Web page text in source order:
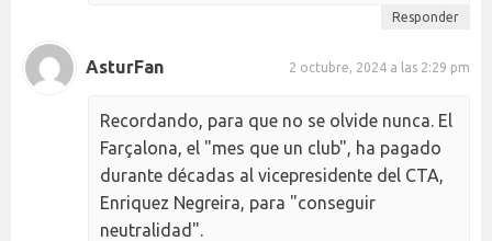
Responder
AsturFan 2 octubre, 2024 a las 2:29 pm
Recordando, para que no se olvide nunca. El
Farçalona, el "mes que un club", ha pagado
durante décadas al vicepresidente del CTA,
Enriquez Negreira, para "conseguir
neutralidad".